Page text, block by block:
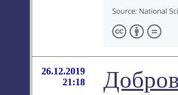
26.12.2019
21:18